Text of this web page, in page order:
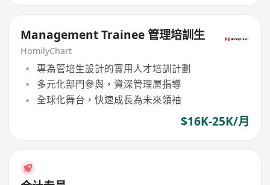
Management Trainee 管理培訓生
HomilyChart
專為管培生設計的實用人才培訓計劃
多元化部門參與，資深管理層指導
全球化舞台，快速成長為未來領袖
$16K-25K/月